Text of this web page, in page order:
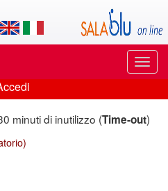
di
minuti di inutilizzo (Time-out)